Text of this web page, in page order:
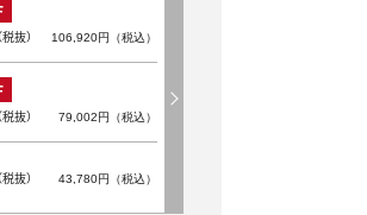
抜） 106,920円（税込）
抜） 79,002円（税込）
抜） 43,780円（税込）